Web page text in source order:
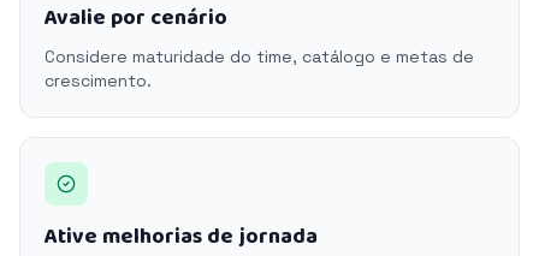
Avalie por cenário
Considere maturidade do time, catálogo e metas de
crescimento.
Ative melhorias de jornada